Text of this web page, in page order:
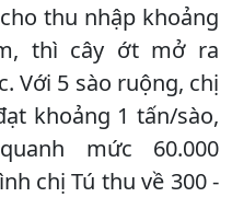
thu nhập khoảng
thì cây ớt mở ra
Với 5 sào ruộng, chị
khoảng 1 tấn/sào,
mức 60.000
chị Tú thu về 300 -